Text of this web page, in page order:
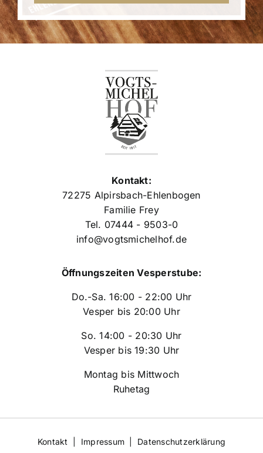
Kontakt:
72275 Alpirsbach-Ehlenbogen
Familie Frey
Tel. 07444 - 9503-0
info@vogtsmichelhof.de
Öffnungszeiten Vesperstube:
Do.-Sa. 16:00 - 22:00 Uhr
Vesper bis 20:00 Uhr
So. 14:00 - 20:30 Uhr
Vesper bis 19:30 Uhr
Montag bis Mittwoch
Ruhetag
Kontakt Impressum Datenschutzerklärung